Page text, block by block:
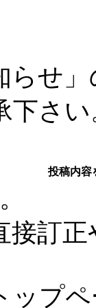
らせ
下さ
投稿内容
接訂
ップ